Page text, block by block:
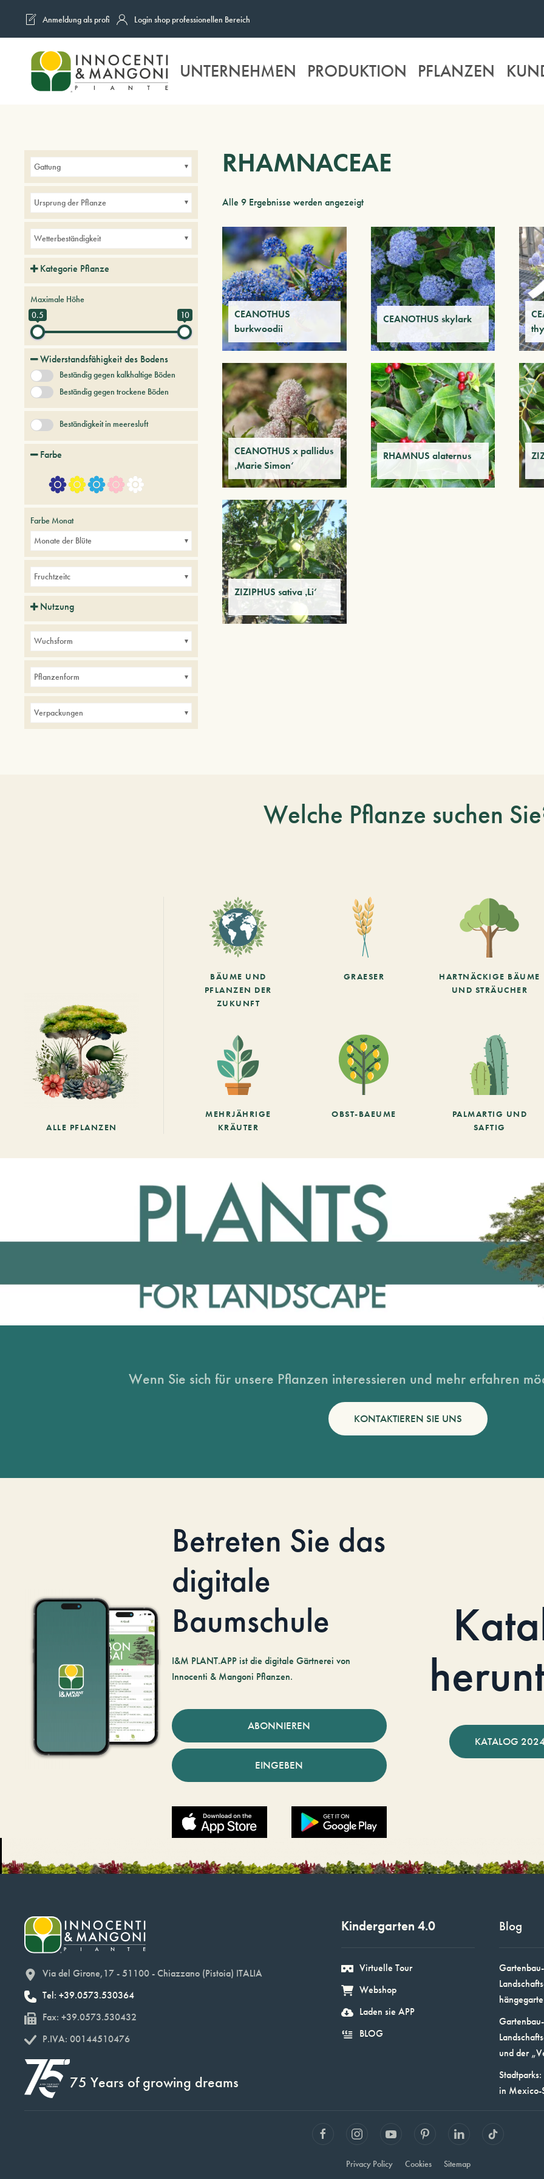
Skip to main content
Anmeldung als profi Login shop professionellen Bereich
UNTERNEHMEN PRODUKTION PFLANZEN
RHAMNACEAE
Alle 9 Ergebnisse werden angezeigt
CEANOTHUS
burkwoodii
CEANOTHUS skylark
CEANOTHUS x pallidus
‚Marie Simon‘
RHAMNUS alaternus
ZIZIPHUS sativa ‚Li‘
Gattung
Ursprung der Pflanze
Wetterbeständigkeit
Kategorie Pflanze
Hartnäckige Bäume und Sträucher
Laubbäume und Sträucher
Maximale Höhe
0.5
10
Widerstandsfähigkeit des Bodens
Beständig gegen kalkhaltige Böden
Beständig gegen trockene Böden
Beständigkeit in meeresluft
Farbe
Farbe Monat
Monate der Blüte
Fruchtzeitc
Nutzung
Parks
Wuchsform
Pflanzenform
Verpackungen
Welche Pflanze suchen
ALLE PFLANZEN
BÄUME UND
PFLANZEN DER
ZUKUNFT
GRAESER
HARTNÄCKIGE BÄUME
UND STRÄUCHER
MEHRJÄHRIGE
KRÄUTER
OBST-BAEUME
PALMARTIG UND
SAFTIG
Wenn Sie sich für unsere Pflanzen interessieren und mehr erfahren
KONTAKTIEREN SIE UNS
Betreten Sie das
digitale
Baumschule
I&M PLANT.APP ist die digitale Gärtnerei von
Innocenti & Mangoni Pflanzen.
ABONNIEREN
EINGEBEN
KATALOG
Via del Girone,17 - 51100 - Chiazzano (Pistoia) ITALIA
Tel: +39.0573.530364
Fax: +39.0573.530432
P.IVA: 00144510476
75 Years of growing dreams
Kindergarten 4.0
Virtuelle Tour
Webshop
Laden sie APP
BLOG
Blog
und der
in Mexico-
Privacy Policy Cookies Sitemap